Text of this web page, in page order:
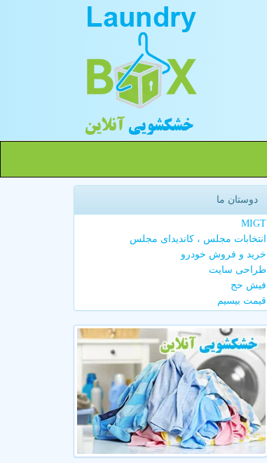
دوستان ما
MIGT
انتخابات مجلس ، کاندیدای مجلس
خرید و فروش خودرو
طراحی سایت
فیش حج
قیمت بیسیم